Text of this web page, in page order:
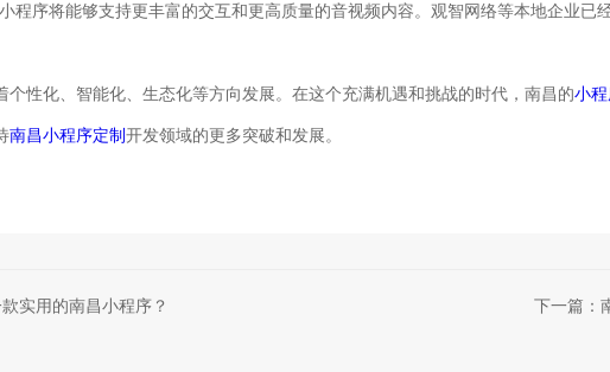
程序将能够支持更丰富的交互和更高质量的音视频内容。观智网络等本地企业已
个性化、智能化、生态化等方向发展。在这个充满机遇和挑战的时代，南昌的小
南昌小程序定制开发领域的更多突破和发展。
实用的南昌小程序？ 下一篇：